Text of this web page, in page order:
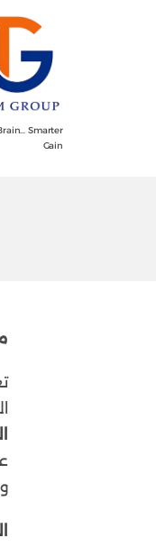
Smarter
Gain